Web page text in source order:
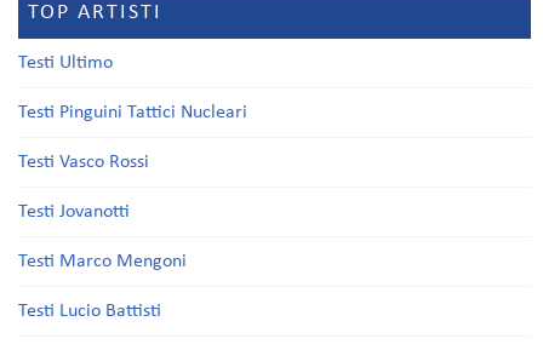
TOP ARTISTI
Testi Ultimo
Testi Pinguini Tattici Nucleari
Testi Vasco Rossi
Testi Jovanotti
Testi Marco Mengoni
Testi Lucio Battisti